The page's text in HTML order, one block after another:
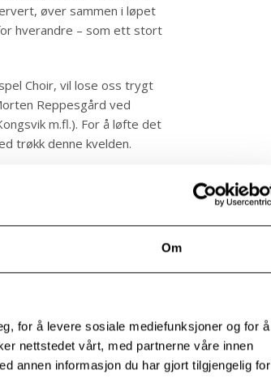
Om
for å levere sosiale mediefunksjoner og for å
nettstedet vårt, med partnerne våre innen
annen informasjon du har gjort tilgjengelig for
øver sammen i løpet
hverandre – som ett stort
Choir, vil lose oss trygt
Reppesgård ved
m.fl.). For å løfte det
trøkk denne kvelden.
– pausen er tross alt